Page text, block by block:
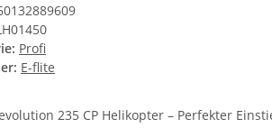
Profi
E-flite
235 CP Helikopter – Perfekter